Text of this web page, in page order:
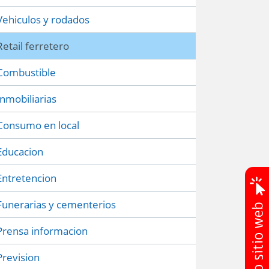
y rodados
ferretero
en local
y cementerios
informacion